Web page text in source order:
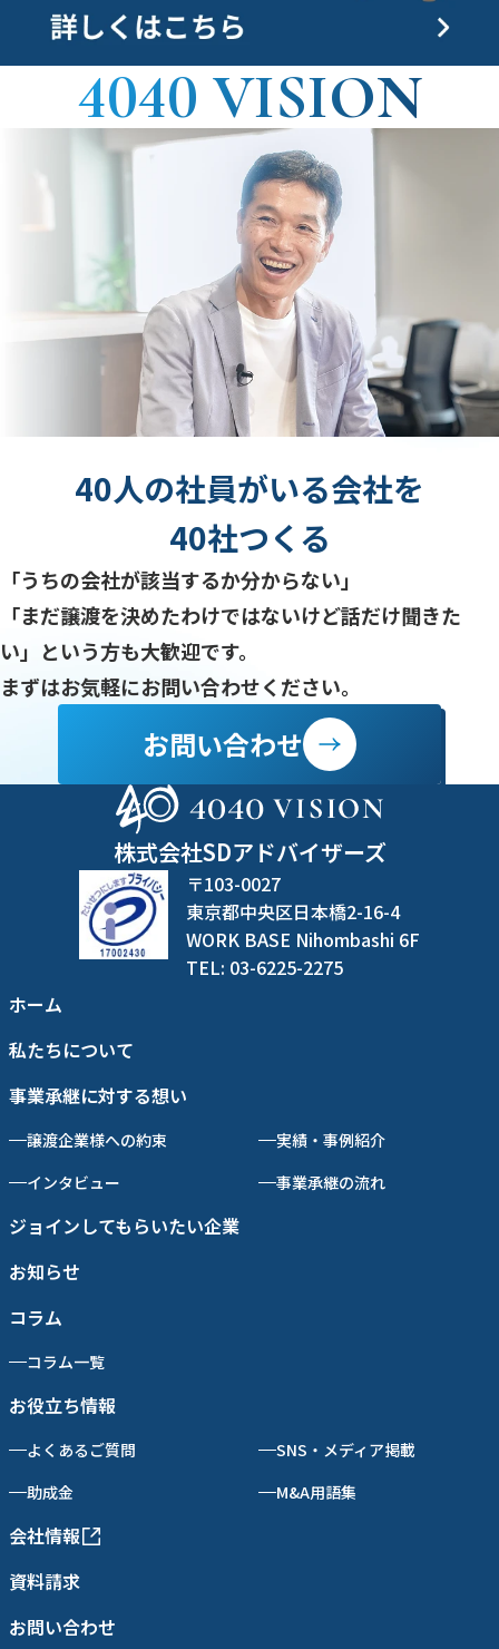
4040 VISION
40人の社員がいる会社を
40社つくる
「うちの会社が該当するか分からない」
「まだ譲渡を決めたわけではないけど話だけ聞きた
い」という方も大歓迎です。
まずはお気軽にお問い合わせください。
お問い合わせ
株式会社SDアドバイザーズ
〒103-0027
東京都中央区日本橋2-16-4
WORK BASE Nihombashi 6F
TEL: 03-6225-2275
ホーム
私たちについて
事業承継に対する想い
譲渡企業様への約束
実績・事例紹介
インタビュー
事業承継の流れ
ジョインしてもらいたい企業
お知らせ
コラム
コラム一覧
お役立ち情報
よくあるご質問
SNS・メディア掲載
助成金
M&A用語集
会社情報
資料請求
お問い合わせ